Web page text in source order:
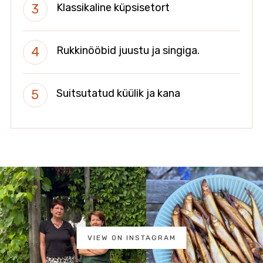
Klassikaline küpsisetort
Rukkinööbid juustu ja singiga.
Suitsutatud küülik ja kana
VIEW ON INSTAGRAM